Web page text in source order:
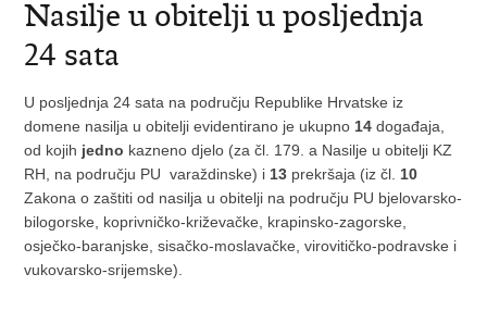
Nasilje u obitelji u posljednja
24 sata
U posljednja 24 sata na području Republike Hrvatske iz
domene nasilja u obitelji evidentirano je ukupno 14 događaja,
od kojih jedno kazneno djelo (za čl. 179. a Nasilje u obitelji KZ
RH, na području PU varaždinske) i 13 prekršaja (iz čl. 10
Zakona o zaštiti od nasilja u obitelji na području PU bjelovarsko-
bilogorske, koprivničko-križevačke, krapinsko-zagorske,
osječko-baranjske, sisačko-moslavačke, virovitičko-podravske i
vukovarsko-srijemske).